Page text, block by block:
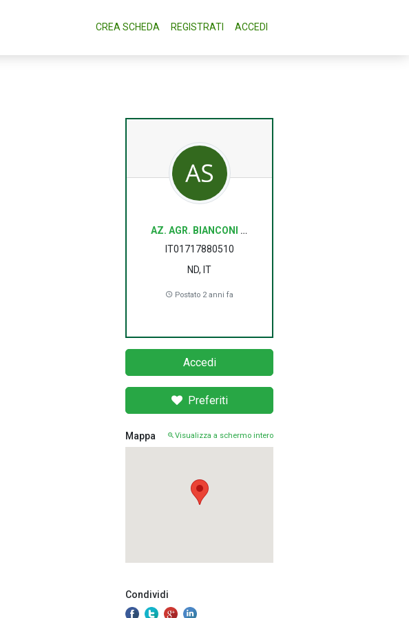
CREA SCHEDA REGISTRATI ACCEDI
AZ. AGR. BIANCONI SARA
IT01717880510
ND, IT
Postato 2 anni fa
Accedi
Preferiti
Mappa Visualizza a schermo intero
Condividi